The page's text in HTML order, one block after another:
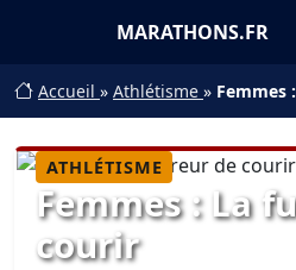
MARATHONS.FR
Accueil » Athlétisme » Femmes
ATHLÉTISME
Femmes : La
courir